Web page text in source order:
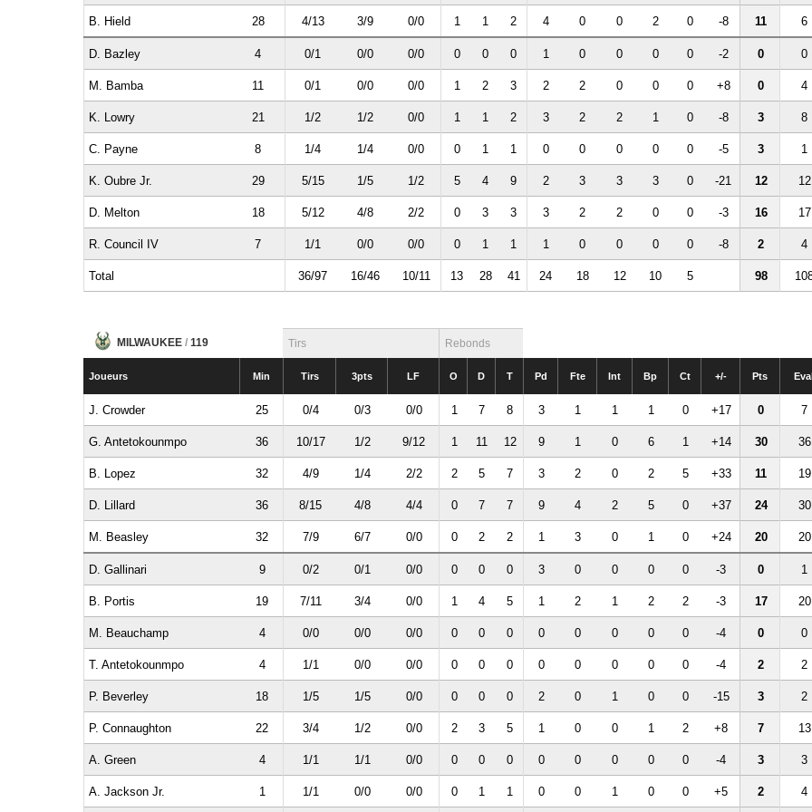
B. Hield 28 4/13 3/9 0/0 1 1 2 4 0 0 2 0 -8 11 6
D. Bazley 4 0/1 0/0 0/0 0 0 0 1 0 0 0 0 -2 0 0
M. Bamba 11 0/1 0/0 0/0 1 2 3 2 2 0 0 0 +8 0 4
K. Lowry 21 1/2 1/2 0/0 1 1 2 3 2 2 1 0 -8 3 8
C. Payne 8 1/4 1/4 0/0 0 1 1 0 0 0 0 0 -5 3 1
K. Oubre Jr. 29 5/15 1/5 1/2 5 4 9 2 3 3 3 0 -21 12 12
D. Melton 18 5/12 4/8 2/2 0 3 3 3 2 2 0 0 -3 16 17
R. Council IV 7 1/1 0/0 0/0 0 1 1 1 0 0 0 0 -8 2 4
Total 36/97 16/46 10/11 13 28 41 24 18 12 10 5 98
MILWAUKEE / 119 Tirs Rebonds
Joueurs Min Tirs 3pts LF O D T Pd Fte Int Bp Ct +/- Pts
J. Crowder 25 0/4 0/3 0/0 1 7 8 3 1 1 1 0 +17 0 7
G. Antetokounmpo 36 10/17 1/2 9/12 1 11 12 9 1 0 6 1 +14 30 36
B. Lopez 32 4/9 1/4 2/2 2 5 7 3 2 0 2 5 +33 11 19
D. Lillard 36 8/15 4/8 4/4 0 7 7 9 4 2 5 0 +37 24 30
M. Beasley 32 7/9 6/7 0/0 0 2 2 1 3 0 1 0 +24 20 20
D. Gallinari 9 0/2 0/1 0/0 0 0 0 3 0 0 0 0 -3 0 1
B. Portis 19 7/11 3/4 0/0 1 4 5 1 2 1 2 2 -3 17 20
M. Beauchamp 4 0/0 0/0 0/0 0 0 0 0 0 0 0 0 -4 0 0
T. Antetokounmpo 4 1/1 0/0 0/0 0 0 0 0 0 0 0 0 -4 2 2
P. Beverley 18 1/5 1/5 0/0 0 0 0 2 0 1 0 0 -15 3 2
P. Connaughton 22 3/4 1/2 0/0 2 3 5 1 0 0 1 2 +8 7 13
A. Green 4 1/1 1/1 0/0 0 0 0 0 0 0 0 0 -4 3 3
A. Jackson Jr. 1 1/1 0/0 0/0 0 1 1 0 0 1 0 0 +5 2 4